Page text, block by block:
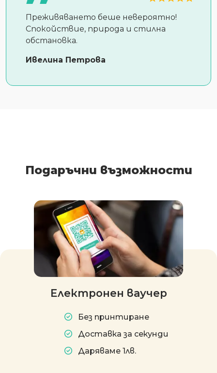
Преживяването беше невероятно!
Спокойствие, природа и стилна
обстановка.
Ивелина Петрова
Подаръчни възможности
Електронен ваучер
Без принтиране
Доставка за секунди
Даряваме 1лв.